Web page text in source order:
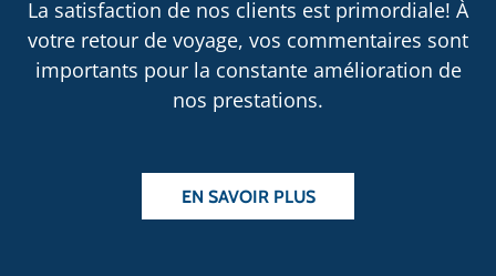
La satisfaction de nos clients est primordiale! À
votre retour de voyage, vos commentaires sont
importants pour la constante amélioration de
nos prestations.
EN SAVOIR PLUS